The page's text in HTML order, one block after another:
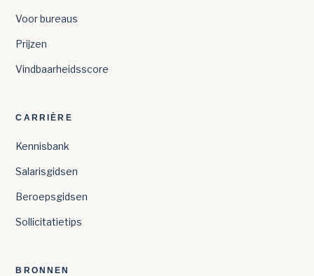
Voor bureaus
Prijzen
Vindbaarheidsscore
CARRIÈRE
Kennisbank
Salarisgidsen
Beroepsgidsen
Sollicitatietips
BRONNEN